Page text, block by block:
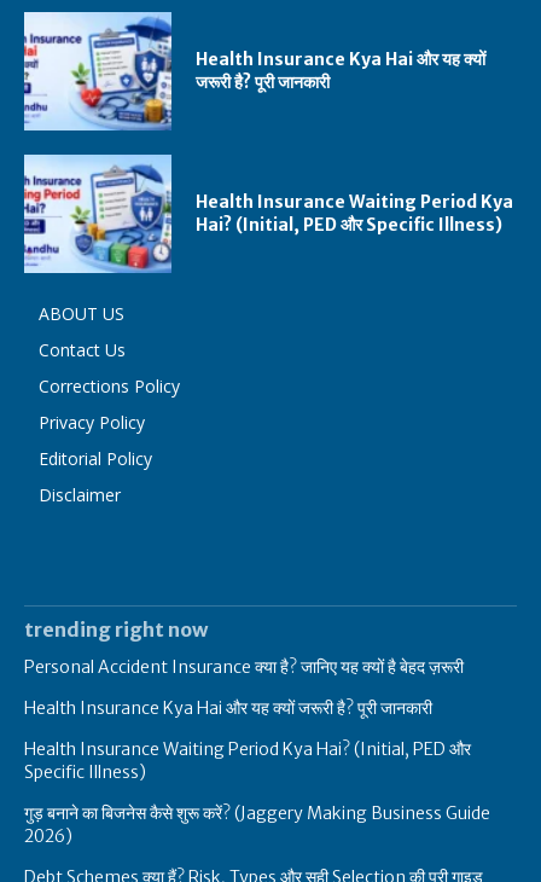
Health Insurance Kya Hai और यह क्यों
जरूरी है? पूरी जानकारी
Health Insurance Waiting Period Kya
Hai? (Initial, PED और Specific Illness)
ABOUT US
Contact Us
Corrections Policy
Privacy Policy
Editorial Policy
Disclaimer
trending right now
Personal Accident Insurance क्या है? जानिए यह क्यों है बेहद ज़रूरी
Health Insurance Kya Hai और यह क्यों जरूरी है? पूरी जानकारी
Health Insurance Waiting Period Kya Hai? (Initial, PED और
Specific Illness)
गुड़ बनाने का बिजनेस कैसे शुरू करें? (Jaggery Making Business Guide
2026)
Debt Schemes क्या हैं? Risk, Types और सही Selection की पूरी गाइड